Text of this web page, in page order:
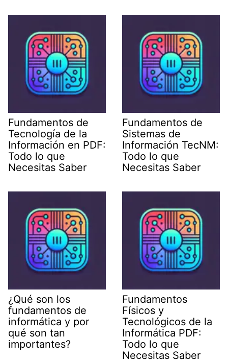
Fundamentos de
Tecnología de la
Información en PDF:
Todo lo que
Necesitas Saber
Fundamentos de
Sistemas de
Información TecNM:
Todo lo que
Necesitas Saber
¿Qué son los
fundamentos de
informática y por
qué son tan
importantes?
Fundamentos
Físicos y
Tecnológicos de la
Informática PDF:
Todo lo que
Necesitas Saber